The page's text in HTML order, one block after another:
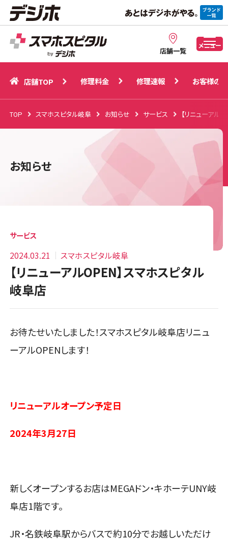
店舗一覧
メニュー
店舗TOP 修理速報 お客様の声
店舗TOP 修理料金 修理速報 お客様の声
TOP スマホスピタル岐阜 お知らせ サービス 【リニューアル
お知らせ
サービス
2024.03.21 スマホスピタル岐阜
【リニューアルOPEN】スマホスピタル
岐阜店
お待たせいたしました！スマホスピタル岐阜店リニュ
ーアルOPENします！
リニューアルオープン予定日
2024年3月27日
新しくオープンするお店はMEGAドン・キホーテUNY岐
阜店1階です。
JR・名鉄岐阜駅からバスで約10分でお越しいただけ